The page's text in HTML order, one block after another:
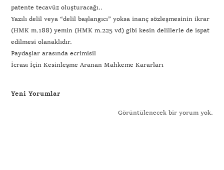
patente tecavüz oluşturacağı..
Yazılı delil veya “delil başlangıcı” yoksa inanç sözleşmesinin ikrar
(HMK m.188) yemin (HMK m.225 vd) gibi kesin delillerle de ispat
edilmesi olanaklıdır.
Paydaşlar arasında ecrimisil
İcrası İçin Kesinleşme Aranan Mahkeme Kararları
Yeni Yorumlar
Görüntülenecek bir yorum yok.